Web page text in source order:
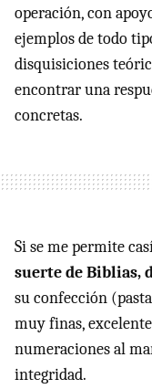
operación, con
ejemplos de todo
disquisiciones
encontrar una
concretas.
Si se me permite
suerte de Biblias,
su confección
muy finas,
numeraciones al
integridad.